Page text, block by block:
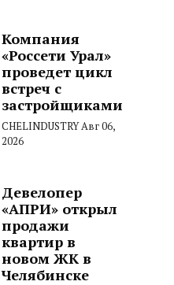
Компания
«Россети Урал»
проведет цикл
встреч с
застройщиками
CHELINDUSTRYАвг 06,
2026
Девелопер
«АПРИ» открыл
продажи
квартир в
новом ЖК в
Челябинске